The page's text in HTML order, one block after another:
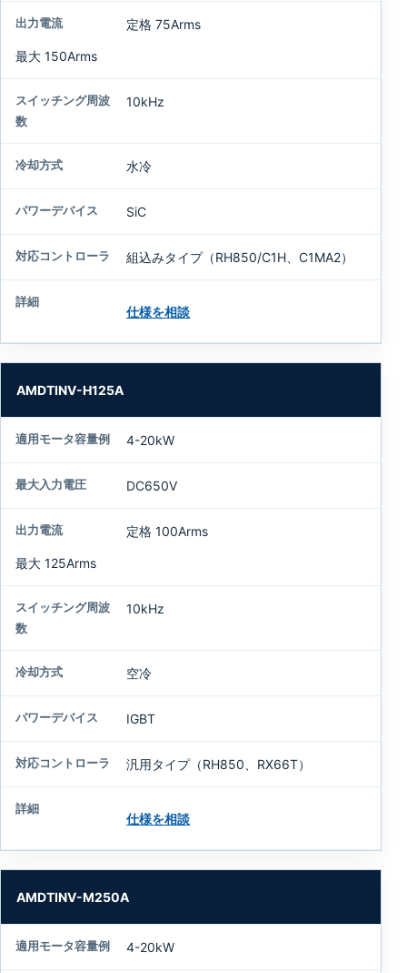
定格 75Arms
最大 150Arms
10kHz
水冷
SiC
組込みタイプ（RH850/C1H、C1MA2）
仕様を相談
AMDTINV-H125A
4-20kW
DC650V
定格 100Arms
最大 125Arms
10kHz
空冷
IGBT
汎用タイプ（RH850、RX66T）
仕様を相談
AMDTINV-M250A
4-20kW